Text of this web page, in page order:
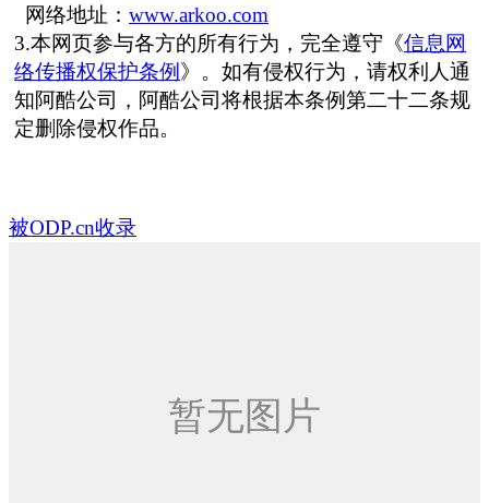
网络地址： www.arkoo.com
3.本网页参与各方的所有行为，完全遵守《信息网
络传播权保护条例 》。如有侵权行为，请权利人通
知阿酷公司，阿酷公司将根据本条例第二十二条规
定删除侵权作品。
被ODP.cn收录